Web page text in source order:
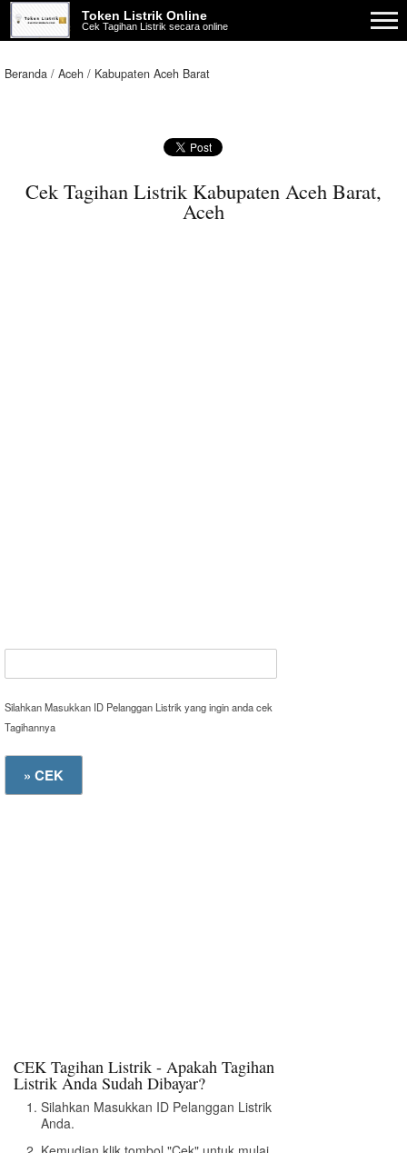
Token Listrik Online
Cek Tagihan Listrik secara online
Beranda Aceh Kabupaten Aceh Barat
Cek Tagihan Listrik Kabupaten Aceh Barat,
Aceh
Silahkan Masukkan ID Pelanggan Listrik yang ingin anda cek
Tagihannya
CEK Tagihan Listrik - Apakah Tagihan
Listrik Anda Sudah Dibayar?
Silahkan Masukkan ID Pelanggan Listrik
Anda.